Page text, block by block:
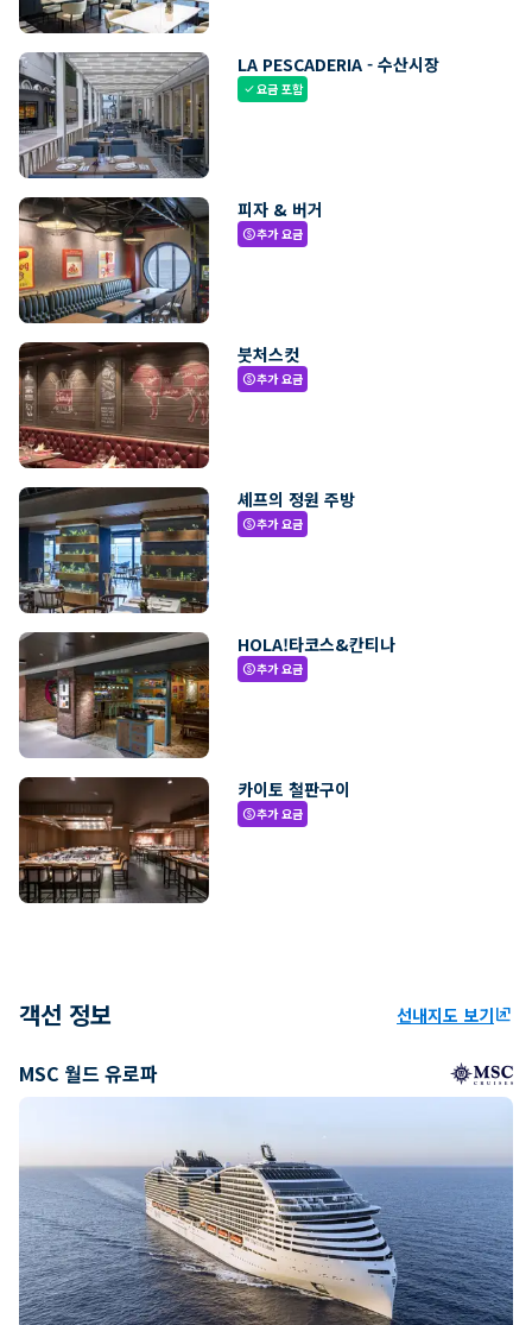
LA PESCADERIA - 수산시장
check요금 포함
피자 & 버거
paid추가 요금
붓처스컷
paid추가 요금
셰프의 정원 주방
paid추가 요금
HOLA!타코스&칸티나
paid추가 요금
카이토 철판구이
paid추가 요금
객선 정보 선내지도 보기ungroup
MSC 월드 유로파